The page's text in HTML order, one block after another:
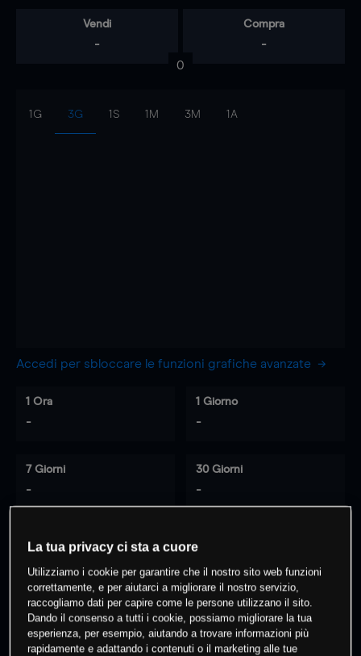
Vendi
-
Compra
-
0
1G 3G 1S 1M 3M 1A
Accedi per sbloccare le funzioni grafiche avanzate
1 Ora
-
1 Giorno
-
7 Giorni
-
30 Giorni
-
% dei clienti hanno posizioni
questo prodotto
Fai trading
La tua privacy ci sta a cuore
Utilizziamo i cookie per garantire che il nostro sito web funzioni
correttamente, e per aiutarci a migliorare il nostro servizio,
raccogliamo dati per capire come le persone utilizzano il sito.
Dando il consenso a tutti i cookie, possiamo migliorare la tua
esperienza, per esempio, aiutando a trovare informazioni più
rapidamente e adattando i contenuti o il marketing alle tue